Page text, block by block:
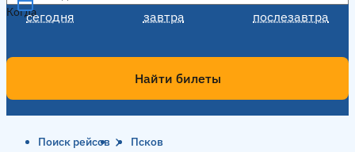
сегодня завтра послезавтра
Когда
Найти билеты
Поиск рейсов Псков